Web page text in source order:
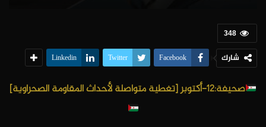
348
شارك Facebook
Twitter
Linkedin
صحيفة:12-أكتوبر [تغطية متواصلة لأحداث المقاومة الصحراوية]